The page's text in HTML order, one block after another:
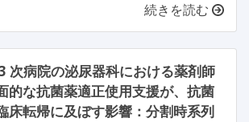
続きを読む
次病院の泌尿器科における薬剤師
的な抗菌薬適正使用支援が、抗菌
床転帰に及ぼす影響：分割時系列